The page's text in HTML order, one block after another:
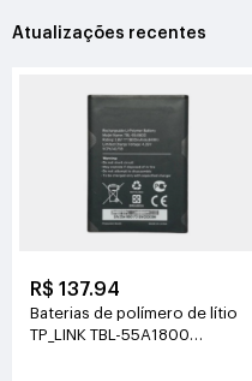
Atualizações recentes
R$ 137.94
Baterias de polímero de lítio
TP_LINK TBL-55A1800